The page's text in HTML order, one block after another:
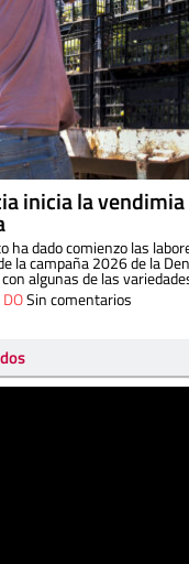
inicia la
ha dado comienzo las
la campaña 2026 de la
algunas de las
Sin comentarios